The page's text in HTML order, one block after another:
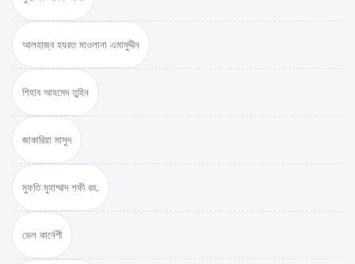
আলহাজ্ব হযরত মাওলানা এমামুদ্দীন
শিহাব আহমেদ তুহিন
জাকারিয়া মাসুদ
মুফতি মুহাম্মাদ শফী রহ.
ডেল কার্নেগী